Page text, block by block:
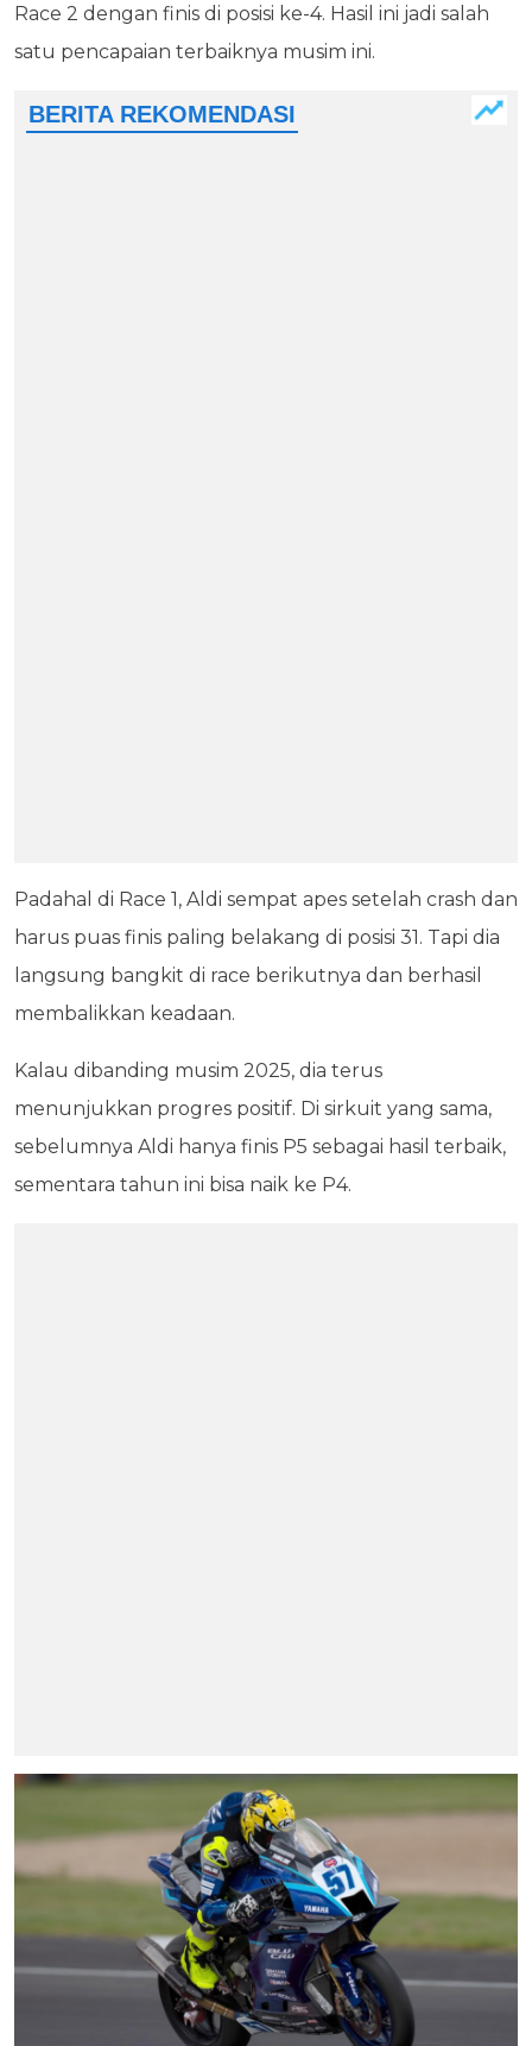
Race 2 dengan finis di posisi ke-4. Hasil ini jadi salah
satu pencapaian terbaiknya musim ini.
Padahal di Race 1, Aldi sempat apes setelah crash dan
harus puas finis paling belakang di posisi 31. Tapi dia
langsung bangkit di race berikutnya dan berhasil
membalikkan keadaan.
Kalau dibanding musim 2025, dia terus
menunjukkan progres positif. Di sirkuit yang sama,
sebelumnya Aldi hanya finis P5 sebagai hasil terbaik,
sementara tahun ini bisa naik ke P4.